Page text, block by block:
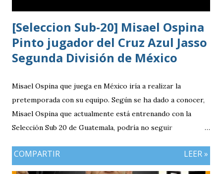
[Seleccion Sub-20] Misael Ospina
Pinto jugador del Cruz Azul Jasso
Segunda División de México
Misael Ospina que juega en México iría a realizar la
pretemporada con su equipo. Según se ha dado a conocer,
Misael Ospina que actualmente está entrenando con la
Selección Sub 20 de Guatemala, podría no seguir
Cruz Azul de México iniciará a realizar su pretemporada.
Bio Ospina, de madre guatemalteca y padre colombiano,
COMPARTIR LEER »